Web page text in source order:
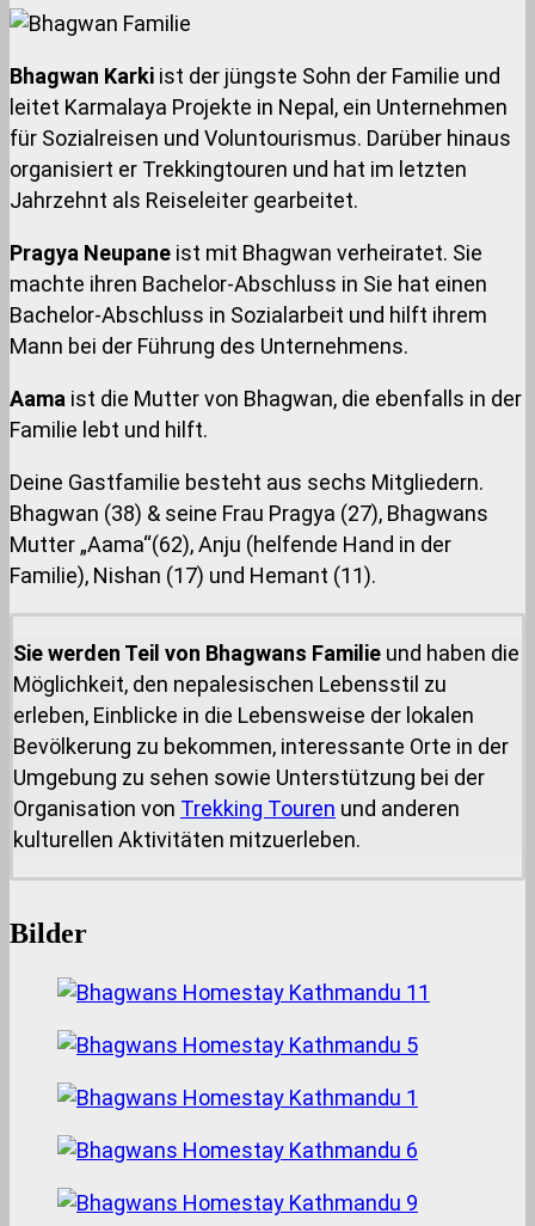
Bhagwan Karki ist der jüngste Sohn der Familie und
leitet Karmalaya Projekte in Nepal, ein Unternehmen
für Sozialreisen und Voluntourismus. Darüber hinaus
organisiert er Trekkingtouren und hat im letzten
Jahrzehnt als Reiseleiter gearbeitet.
Pragya Neupane ist mit Bhagwan verheiratet. Sie
machte ihren Bachelor-Abschluss in Sie hat einen
Bachelor-Abschluss in Sozialarbeit und hilft ihrem
Mann bei der Führung des Unternehmens.
Aama ist die Mutter von Bhagwan, die ebenfalls in der
Familie lebt und hilft.
Deine Gastfamilie besteht aus sechs Mitgliedern.
Bhagwan (38) & seine Frau Pragya (27), Bhagwans
Mutter „Aama“(62), Anju (helfende Hand in der
Familie), Nishan (17) und Hemant (11).
Sie werden Teil von Bhagwans Familie und haben die
Möglichkeit, den nepalesischen Lebensstil zu
erleben, Einblicke in die Lebensweise der lokalen
Bevölkerung zu bekommen, interessante Orte in der
Umgebung zu sehen sowie Unterstützung bei der
Organisation von Trekking Touren und anderen
kulturellen Aktivitäten mitzuerleben.
Bilder